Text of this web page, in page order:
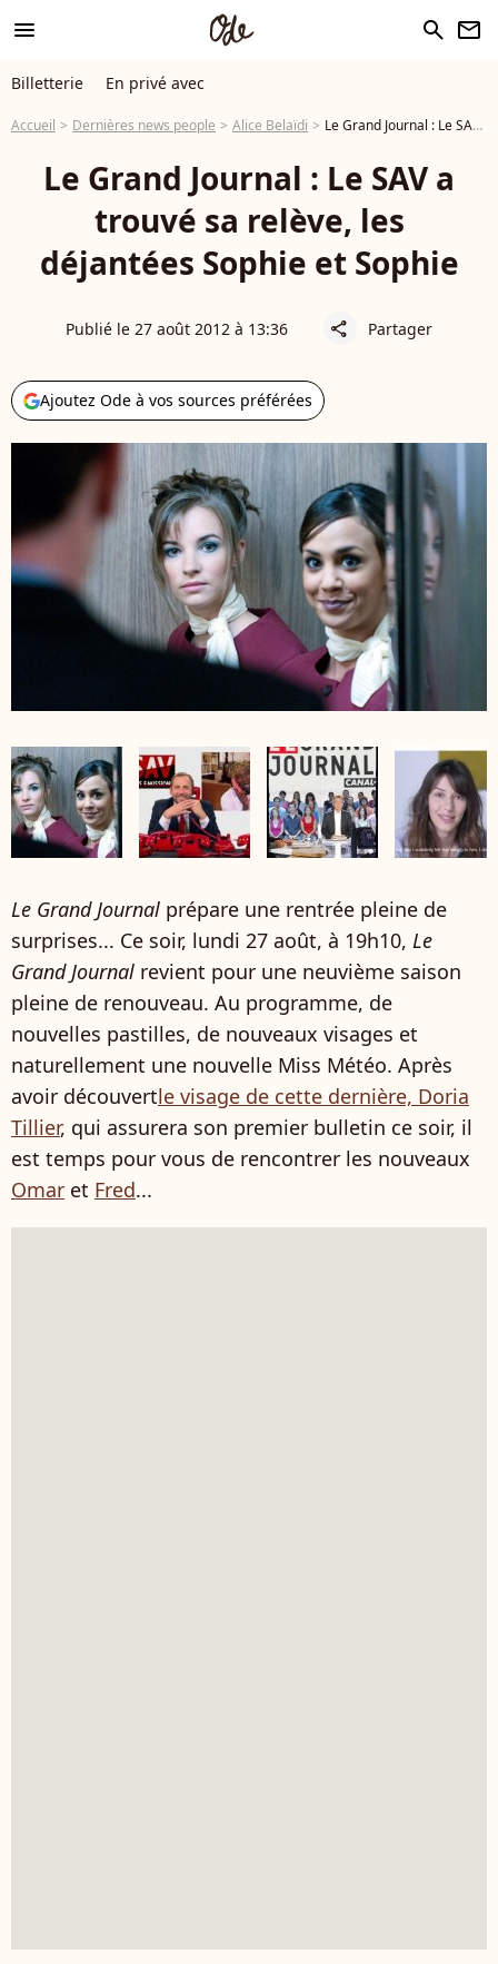
menu search newsletter
Billetterie En privé avec
Accueil Dernières news people Alice Belaïdi Le Grand Journal : Le SAV a trouvé sa relève, les déjantées Sophie et Sophie
Le Grand Journal : Le SAV a
trouvé sa relève, les
déjantées Sophie et Sophie
Publié le 27 août 2012 à 13:36 share Partager
Ajoutez Ode à vos sources préférées
Le Grand Journal prépare une rentrée pleine de
surprises... Ce soir, lundi 27 août, à 19h10, Le
Grand Journal revient pour une neuvième saison
pleine de renouveau. Au programme, de
nouvelles pastilles, de nouveaux visages et
naturellement une nouvelle Miss Météo. Après
avoir découvertle visage de cette dernière, Doria
Tillier, qui assurera son premier bulletin ce soir, il
est temps pour vous de rencontrer les nouveaux
Omar et Fred...